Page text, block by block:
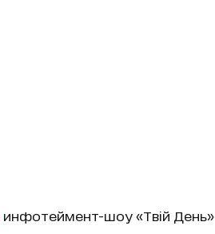
инфотеймент-шоу «Твій День»